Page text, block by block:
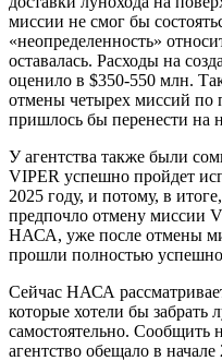
миссии не смог бы
«неопределенность»
оставалась. Расходы на
оценило в $350-550 млн.
отмены четырех миссий по
пришлось бы перенести на
У агентства также были
VIPER успешно пройдет
2025 году, и потому, в
предпочло отмену миссии
НАСА, уже после отмены
прошли полностью
Сейчас НАСА
которые хотели бы забрать
самостоятельно. Сообщить
агентство обещало в начале